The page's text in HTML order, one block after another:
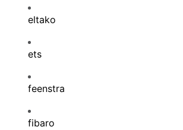
eltako
ets
feenstra
fibaro